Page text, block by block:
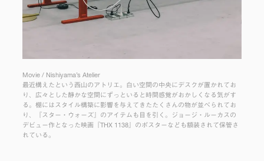
Movie / Nishiyama’s Atelier
最近構えたという西山のアトリエ。白い空間の中央にデスクが置かれてお
り、広々とした静かな空間にずっといると時間感覚がおかしくなる気がす
る。棚にはスタイル構築に影響を与えてきたたくさんの物が並べられてお
り、『スター・ウォーズ』のアイテムも目を引く。ジョージ・ルーカスの
デビュー作となった映画『THX 1138』のポスターなども額装されて保管さ
れている。